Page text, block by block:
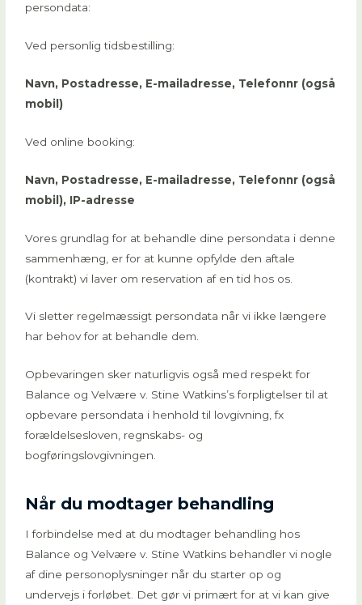
persondata:
Ved personlig tidsbestilling:
Navn, Postadresse, E-mailadresse, Telefonnr (også
mobil)
Ved online booking:
Navn, Postadresse, E-mailadresse, Telefonnr (også
mobil), IP-adresse
Vores grundlag for at behandle dine persondata i denne
sammenhæng, er for at kunne opfylde den aftale
(kontrakt) vi laver om reservation af en tid hos os.
Vi sletter regelmæssigt persondata når vi ikke længere
har behov for at behandle dem.
Opbevaringen sker naturligvis også med respekt for
Balance og Velvære v. Stine Watkins’s forpligtelser til at
opbevare persondata i henhold til lovgivning, fx
forældelsesloven, regnskabs- og
bogføringslovgivningen.
Når du modtager behandling
I forbindelse med at du modtager behandling hos
Balance og Velvære v. Stine Watkins behandler vi nogle
af dine personoplysninger når du starter op og
undervejs i forløbet. Det gør vi primært for at vi kan give